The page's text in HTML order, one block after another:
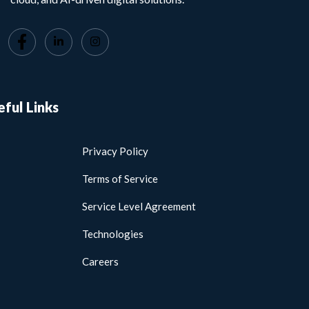
Links
Privacy Policy
Terms of Service
Service Level Agreement
Technologies
Careers